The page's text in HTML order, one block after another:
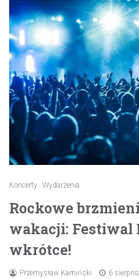
Koncerty Wydarzenia
Rockowe
wakacji: Festiwal
wkrótce!
Przemysław Kamiński 6